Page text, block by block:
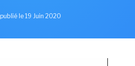
publié le 19 Juin 2020